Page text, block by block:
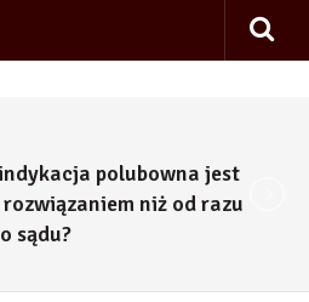
Kiedy budowa
decyzji